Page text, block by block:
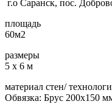
г.о Саранск, пос.
площадь
60м2
размеры
5 х 6 м
материал стен/
Обвязка: Брус 200х150